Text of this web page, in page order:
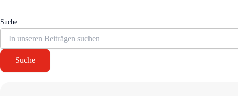
Suche
Suche